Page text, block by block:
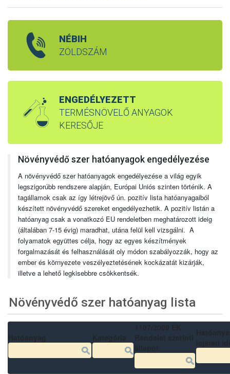
NÉBIH
ZÖLDSZÁM
ENGEDÉLYEZETT
TERMÉSNÖVELŐ ANYAGOK
KERESŐJE
Növényvédő szer hatóanyagok engedélyezése
A növényvédő szer hatóanyagok engedélyezése a világ egyik
legszigorúbb rendszere alapján, Európai Uniós szinten történik. A
tagállamok csak az így létrejövő ún. pozitív lista hatóanyagaiból
készített növényvédő szereket engedélyezhetik. A pozitív listán a
hatóanyag csak a vonatkozó EU rendeletben meghatározott ideig
(általában 7-15 évig) maradhat, utána felül kell vizsgálni. A
folyamatok együttes célja, hogy az egyes készítmények
forgalmazását és felhasználását oly módon szabályozzák, hogy az
ember és környezete veszélyeztetésének kockázatát kizárják,
illetve a lehető legkisebbre csökkentsék.
Növényvédő szer hatóanyag lista